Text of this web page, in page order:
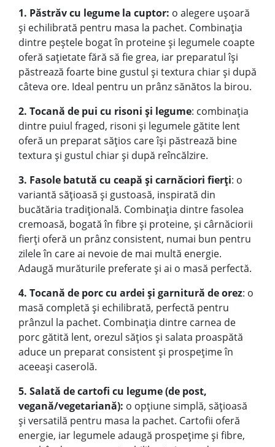
1. Păstrăv cu legume la cuptor: o alegere ușoară
și echilibrată pentru masa la pachet. Combinația
dintre peștele bogat în proteine și legumele coapte
oferă sațietate fără să fie grea, iar preparatul își
păstrează foarte bine gustul și textura chiar și după
câteva ore. Ideal pentru un prânz sănătos la birou.
2. Tocană de pui cu risoni și legume: combinația
dintre puiul fraged, risoni și legumele gătite lent
oferă un preparat sățios care își păstrează bine
textura și gustul chiar și după reîncălzire.
3. Fasole batută cu ceapă și carnăciori fierți: o
variantă sățioasă și gustoasă, inspirată din
bucătăria tradițională. Combinația dintre fasolea
cremoasă, bogată în fibre și proteine, și cârnăciorii
fierți oferă un prânz consistent, numai bun pentru
zilele în care ai nevoie de mai multă energie.
Adaugă murăturile preferate și ai o masă perfectă.
4. Tocană de porc cu ardei și garnitură de orez: o
masă completă și echilibrată, perfectă pentru
prânzul la pachet. Combinația dintre carnea de
porc gătită lent, orezul sățios și salata proaspătă
aduce un preparat consistent și prospețime în
aceeași caserolă.
5. Salată de cartofi cu legume (de post,
vegană/vegetariană): o opțiune simplă, sățioasă
și versatilă pentru masa la pachet. Cartofii oferă
energie, iar legumele adaugă prospețime și fibre,